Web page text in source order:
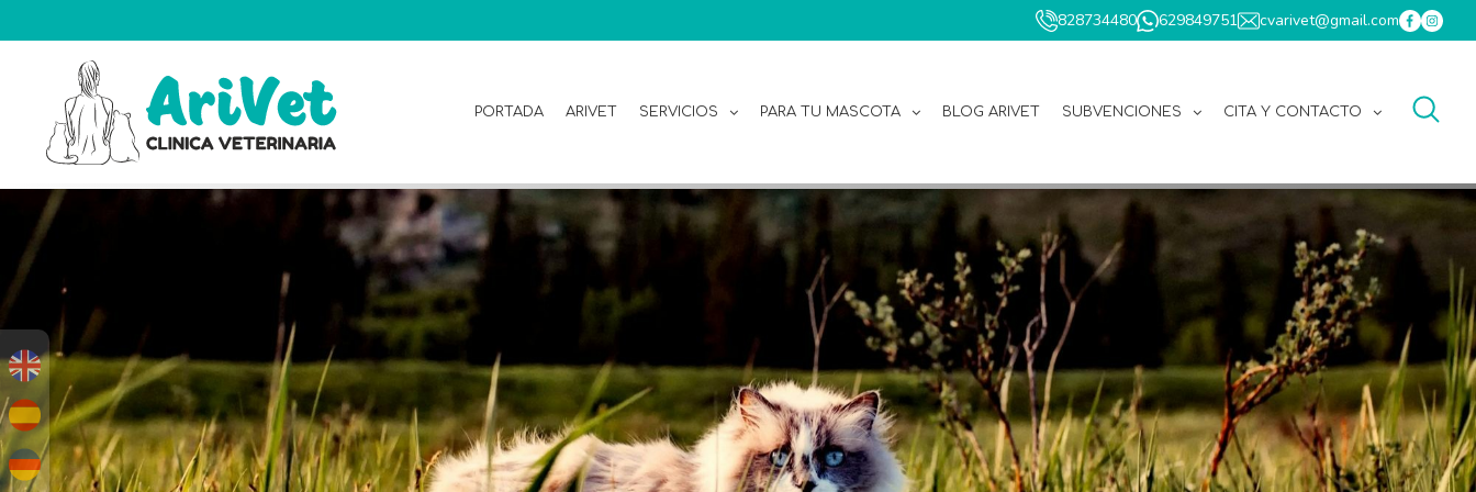
828734480 629849751 cvarivet@gmail.com
PORTADA ARIVET SERVICIOS PARA TU MASCOTA BLOG ARIVET SUBVENCIONES CITA Y CONTACTO
PORTADA
ARIVET
SERVICIOS
PARA
MASCOTA
ARIVET
SUBVENCIONES
CITA
Y
CONTACTO